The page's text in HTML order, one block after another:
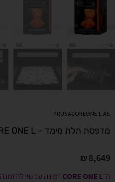
PRUSACOREONE.L.AS
מדפסת תלת מימד – PRUSA CORE ONE L (מורכבת)
₪ 8,649
ה־CORE ONE L זמינה עכשיו להזמנה